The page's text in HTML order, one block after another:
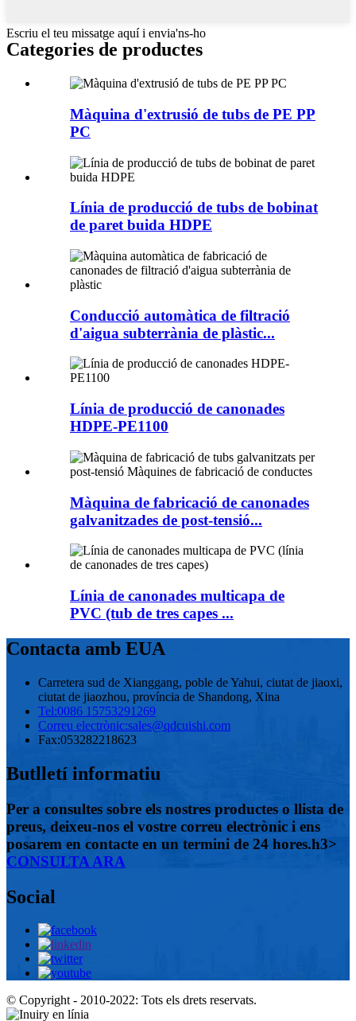
Escriu el teu missatge aquí i envia'ns-ho
Categories de productes
Màquina d'extrusió de tubs de PE PP
PC
Línia de producció de tubs de bobinat
de paret buida HDPE
Conducció automàtica de filtració
d'aigua subterrània de plàstic...
Línia de producció de canonades
HDPE-PE1100
Màquina de fabricació de canonades
galvanitzades de post-tensió...
Línia de canonades multicapa de
PVC (tub de tres capes ...
Contacta amb EUA
Carretera sud de Xianggang, poble de Yahui, ciutat de jiaoxi,
ciutat de jiaozhou, província de Shandong, Xina
Tel:0086 15753291269
Correu electrònic:sales@qdcuishi.com
Fax:053282218623
Butlletí informatiu
Per a consultes sobre els nostres productes o llista de
preus, deixeu-nos el vostre correu electrònic i ens
posarem en contacte en un termini de 24 hores.h3>
CONSULTA ARA
Social
© Copyright - 2010-2022: Tots els drets reservats.